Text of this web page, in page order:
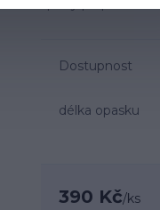
Dostupnost
délka opasku
390 Kč/ks